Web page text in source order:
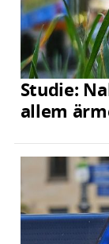
Studie:
allem